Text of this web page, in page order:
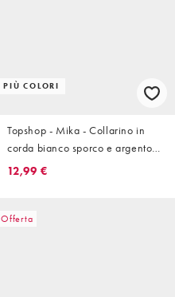
PIÙ COLORI
Topshop - Mika - Collarino in
corda bianco sporco e argento
con pendente a conchiglia
12,99 €
Offerta